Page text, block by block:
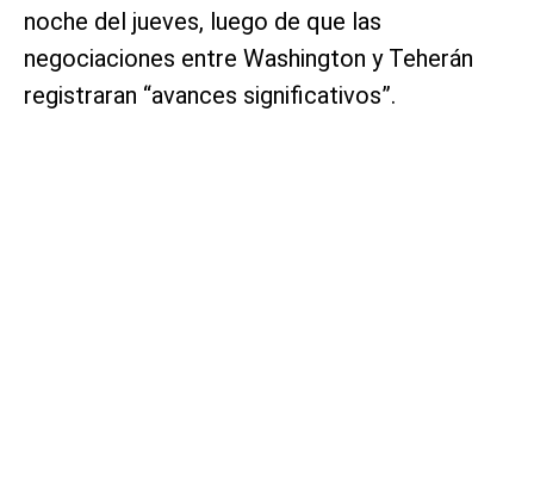
noche del jueves, luego de que las
negociaciones entre Washington y Teherán
registraran “avances significativos”.